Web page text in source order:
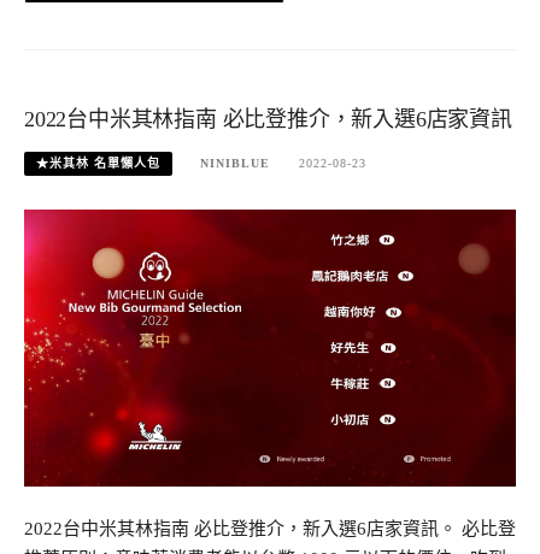
2022台中米其林指南 必比登推介，新入選6店家資訊
★米其林 名單懶人包 NINIBLUE 2022-08-23
2022台中米其林指南 必比登推介，新入選6店家資訊。 必比登